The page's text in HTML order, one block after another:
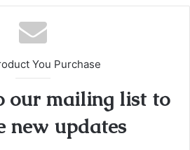
You Purchase
our mailing list to
new updates!